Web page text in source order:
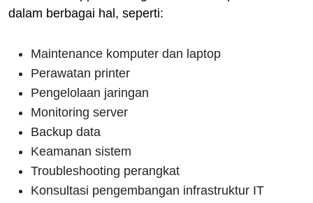
dalam berbagai hal, seperti:
Maintenance komputer dan laptop
Perawatan printer
Pengelolaan jaringan
Monitoring server
Backup data
Keamanan sistem
Troubleshooting perangkat
Konsultasi pengembangan infrastruktur IT